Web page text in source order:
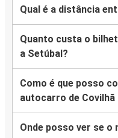
Qual é a distância
Quanto custa o
a Setúbal?
Como é que posso
autocarro de Covilhã
Onde posso ver se o